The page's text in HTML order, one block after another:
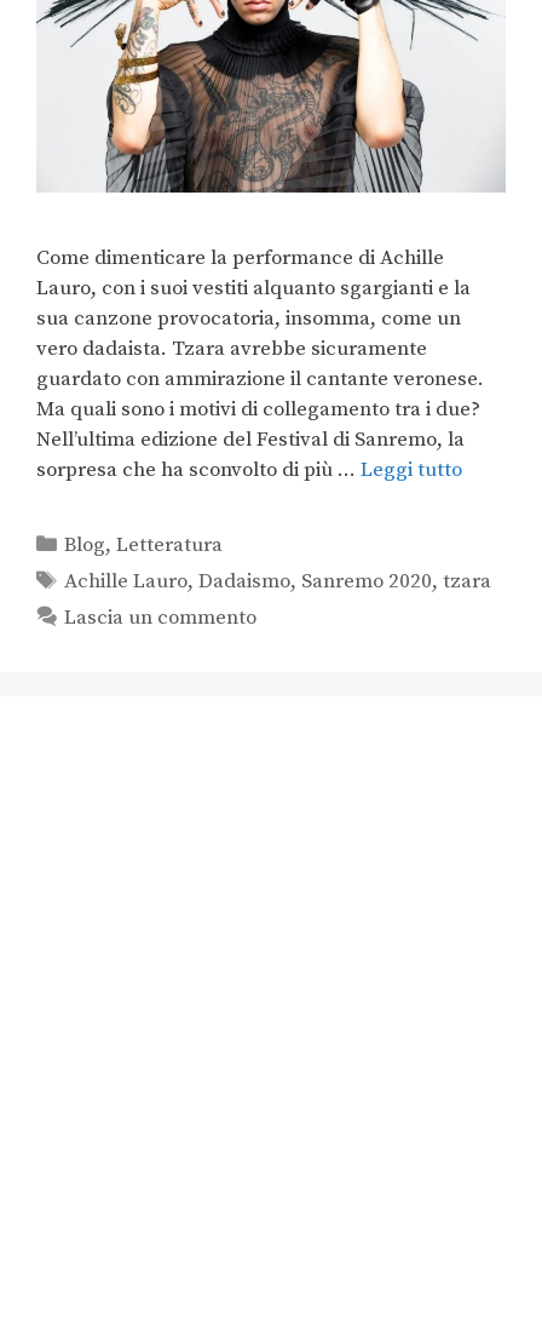
Come dimenticare la performance di Achille
Lauro, con i suoi vestiti alquanto sgargianti e la
sua canzone provocatoria, insomma, come un
vero dadaista. Tzara avrebbe sicuramente
guardato con ammirazione il cantante veronese.
Ma quali sono i motivi di collegamento tra i due?
Nell’ultima edizione del Festival di Sanremo, la
sorpresa che ha sconvolto di più … Leggi tutto
Blog,Letteratura
Achille Lauro,Dadaismo, Sanremo 2020,tzara
Lascia un commento